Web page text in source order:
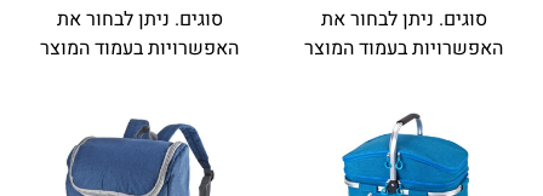
סוגים. ניתן לבחור את
האפשרויות בעמוד המוצר
סוגים. ניתן לבחור את
האפשרויות בעמוד המוצר